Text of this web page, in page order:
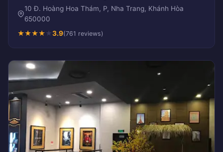
10 Đ. Hoàng Hoa Thám, P, Nha Trang, Khánh Hòa
650000
★★★★★3.9(761 reviews)